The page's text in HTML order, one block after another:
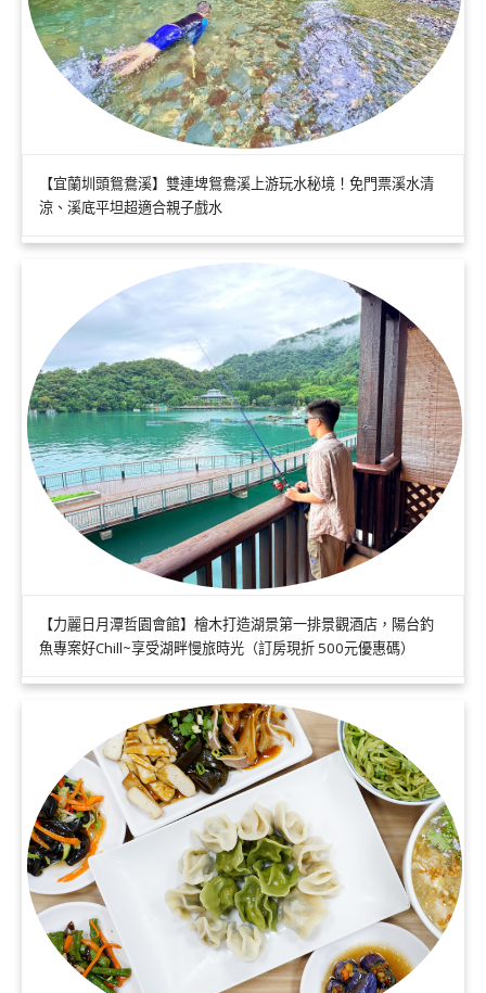
【宜蘭圳頭鴛鴦溪】雙連埤鴛鴦溪上游玩水秘境！免門票溪水清
涼、溪底平坦超適合親子戲水
【力麗日月潭哲園會館】檜木打造湖景第一排景觀酒店，陽台釣
魚專案好Chill~享受湖畔慢旅時光（訂房現折 500元優惠碼）